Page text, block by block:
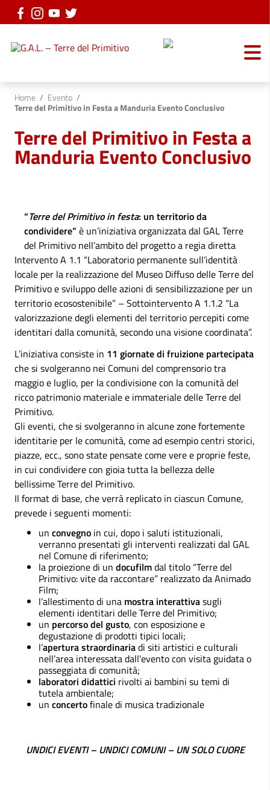
Vai ai contenuti
Vai al menu di navigazione
Vai al footer
Home / Evento /
Terre del Primitivo in Festa a Manduria Evento Conclusivo
Terre del Primitivo in Festa a
Manduria Evento Conclusivo
“Terre del Primitivo in festa: un territorio da
condividere” è un’iniziativa organizzata dal GAL Terre
del Primitivo nell’ambito del progetto a regia diretta
Intervento A 1.1 “Laboratorio permanente sull’identità
locale per la realizzazione del Museo Diffuso delle Terre del
Primitivo e sviluppo delle azioni di sensibilizzazione per un
territorio ecosostenibile” – Sottointervento A 1.1.2 “La
valorizzazione degli elementi del territorio percepiti come
identitari dalla comunità, secondo una visione coordinata”.
L’iniziativa consiste in 11 giornate di fruizione partecipata
che si svolgeranno nei Comuni del comprensorio tra
maggio e luglio, per la condivisione con la comunità del
ricco patrimonio materiale e immateriale delle Terre del
Primitivo.
Gli eventi, che si svolgeranno in alcune zone fortemente
identitarie per le comunità, come ad esempio centri storici,
piazze, ecc., sono state pensate come vere e proprie feste,
in cui condividere con gioia tutta la bellezza delle
bellissime Terre del Primitivo.
Il format di base, che verrà replicato in ciascun Comune,
prevede i seguenti momenti:
un convegno in cui, dopo i saluti istituzionali,
verranno presentati gli interventi realizzati dal GAL
nel Comune di riferimento;
la proiezione di un docufilmdal titolo “Terre del
Primitivo: vite da raccontare” realizzato da Animado
Film;
l’allestimento di una mostra interattivasugli
elementi identitari delle Terre del Primitivo;
un percorso del gusto, con esposizione e
degustazione di prodotti tipici locali;
l’apertura straordinariadi siti artistici e culturali
nell’area interessata dall’evento con visita guidata o
passeggiata di comunità;
laboratori didattici rivolti ai bambini su temi di
tutela ambientale;
un concertofinale di musica tradizionale
UNDICI EVENTI – UNDICI COMUNI – UN SOLO CUORE